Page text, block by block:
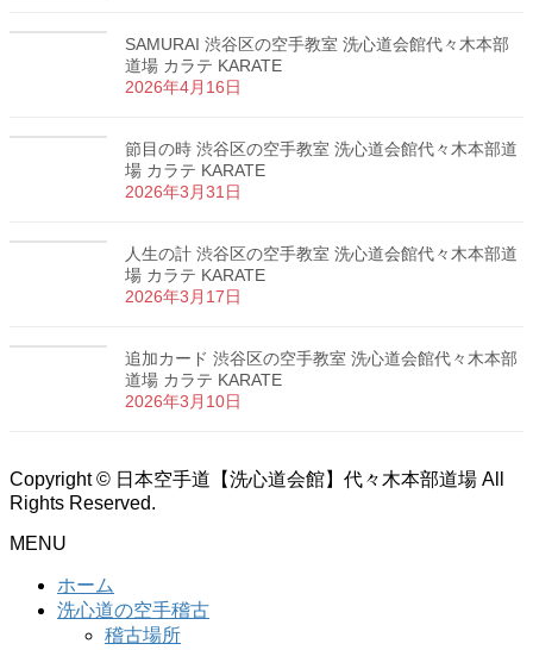
SAMURAI 渋谷区の空手教室 洗心道会館代々木本部
道場 カラテ KARATE
2026年4月16日
節目の時 渋谷区の空手教室 洗心道会館代々木本部道
場 カラテ KARATE
2026年3月31日
人生の計 渋谷区の空手教室 洗心道会館代々木本部道
場 カラテ KARATE
2026年3月17日
追加カード 渋谷区の空手教室 洗心道会館代々木本部
道場 カラテ KARATE
2026年3月10日
Copyright © 日本空手道【洗心道会館】代々木本部道場 All
Rights Reserved.
MENU
ホーム
洗心道の空手稽古
稽古場所